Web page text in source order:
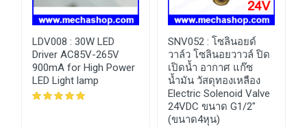
LDV008 : 30W LED
Driver AC85V-265V
900mA for High Power
LED Light lamp
SNV052 : โซลินอยด์
วาล์ว โซลินอยวาวล์ ปิด
เปิดน้ำ อากาศ แก๊ซ
น้ำมัน วัสดุทองเหลือง
Electric Solenoid Valve
24VDC ขนาด G1/2"
(ขนาด4หุน)